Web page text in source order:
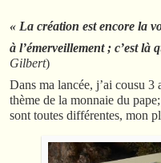
« La création est encore la
à l’émerveillement ; c’est là
Gilbert)
Dans ma lancée, j’ai cousu 3
thème de la monnaie du
sont toutes différentes, mon